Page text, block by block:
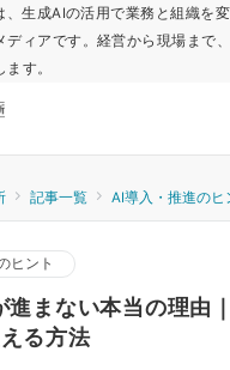
、生成AIの活用で業務と組織を
ディアです。経営から現場まで
す。
記事一覧 AI導入・推進のヒ
ヒント
進まない本当の理由
る方法